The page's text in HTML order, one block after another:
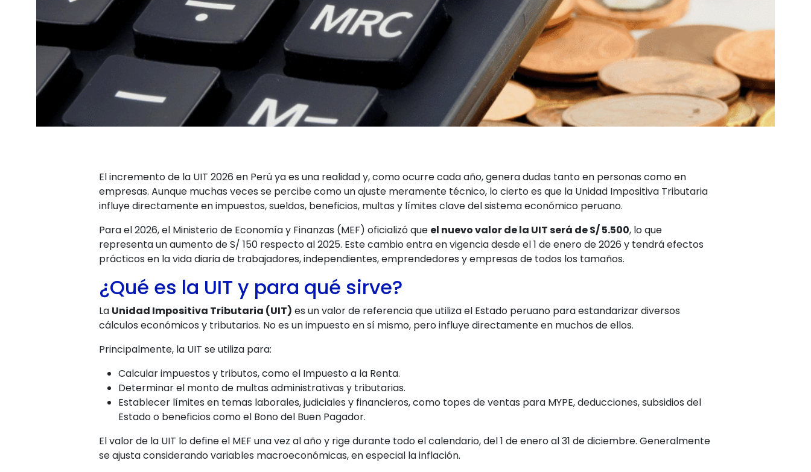
El incremento de la UIT 2026 en Perú ya es una realidad y, como ocurre cada año, genera dudas tanto en personas como en
empresas. Aunque muchas veces se percibe como un ajuste meramente técnico, lo cierto es que la Unidad Impositiva Tributaria
influye directamente en impuestos, sueldos, beneficios, multas y límites clave del sistema económico peruano.
Para el 2026, el Ministerio de Economía y Finanzas (MEF) oficializó que el nuevo valor de la UIT será de S/ 5.500, lo que
representa un aumento de S/ 150 respecto al 2025. Este cambio entra en vigencia desde el 1 de enero de 2026 y tendrá efectos
prácticos en la vida diaria de trabajadores, independientes, emprendedores y empresas de todos los tamaños.
¿Qué es la UIT y para qué sirve?
La Unidad Impositiva Tributaria (UIT) es un valor de referencia que utiliza el Estado peruano para estandarizar diversos
cálculos económicos y tributarios. No es un impuesto en sí mismo, pero influye directamente en muchos de ellos.
Principalmente, la UIT se utiliza para:
Calcular impuestos y tributos, como el Impuesto a la Renta.
Determinar el monto de multas administrativas y tributarias.
Establecer límites en temas laborales, judiciales y financieros, como topes de ventas para MYPE, deducciones, subsidios del
Estado o beneficios como el Bono del Buen Pagador.
El valor de la UIT lo define el MEF una vez al año y rige durante todo el calendario, del 1 de enero al 31 de diciembre. Generalmente
se ajusta considerando variables macroeconómicas, en especial la inflación.